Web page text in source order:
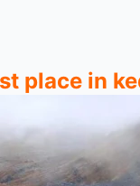
place in